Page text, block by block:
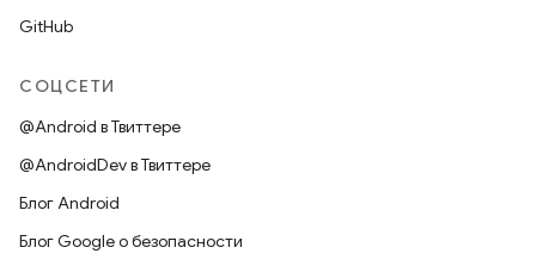
GitHub
СОЦСЕТИ
@Android в Твиттере
@AndroidDev в Твиттере
Блог Android
Блог Google о безопасности